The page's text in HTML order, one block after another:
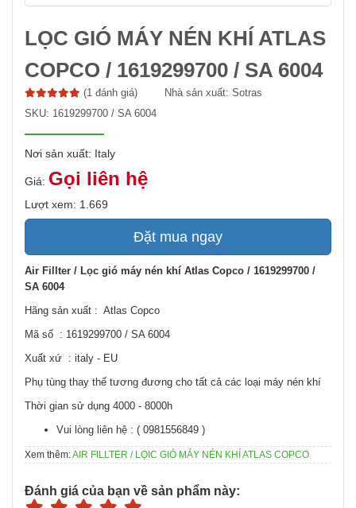
LỌC GIÓ MÁY NÉN KHÍ ATLAS
COPCO / 1619299700 / SA 6004
(1 đánh giá) Nhà sản xuất: Sotras
SKU: 1619299700 / SA 6004
Nơi sản xuất: Italy
Giá: Gọi liên hệ
Lượt xem: 1.669
Đặt mua ngay
Air Fillter / Lọc gió máy nén khí Atlas Copco / 1619299700 /
SA 6004
Hãng sản xuất : Atlas Copco
Mã số : 1619299700 / SA 6004
Xuất xứ : italy - EU
Phụ tùng thay thế tương đương cho tất cả các loại máy nén khí
Thời gian sử dụng 4000 - 8000h
Vui lòng liên hệ : ( 0981556849 )
Xem thêm:AIR FILLTER / LỌIC GIÓ MÁY NÉN KHÍ ATLAS COPCO
Đánh giá của bạn về sản phẩm này: